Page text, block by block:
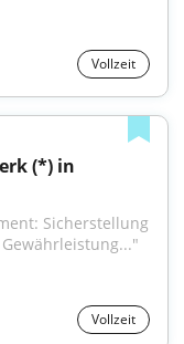
Vollzeit
Sicherstellung
Vollzeit